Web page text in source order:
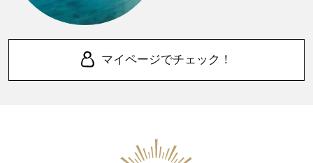
マイページでチェック！